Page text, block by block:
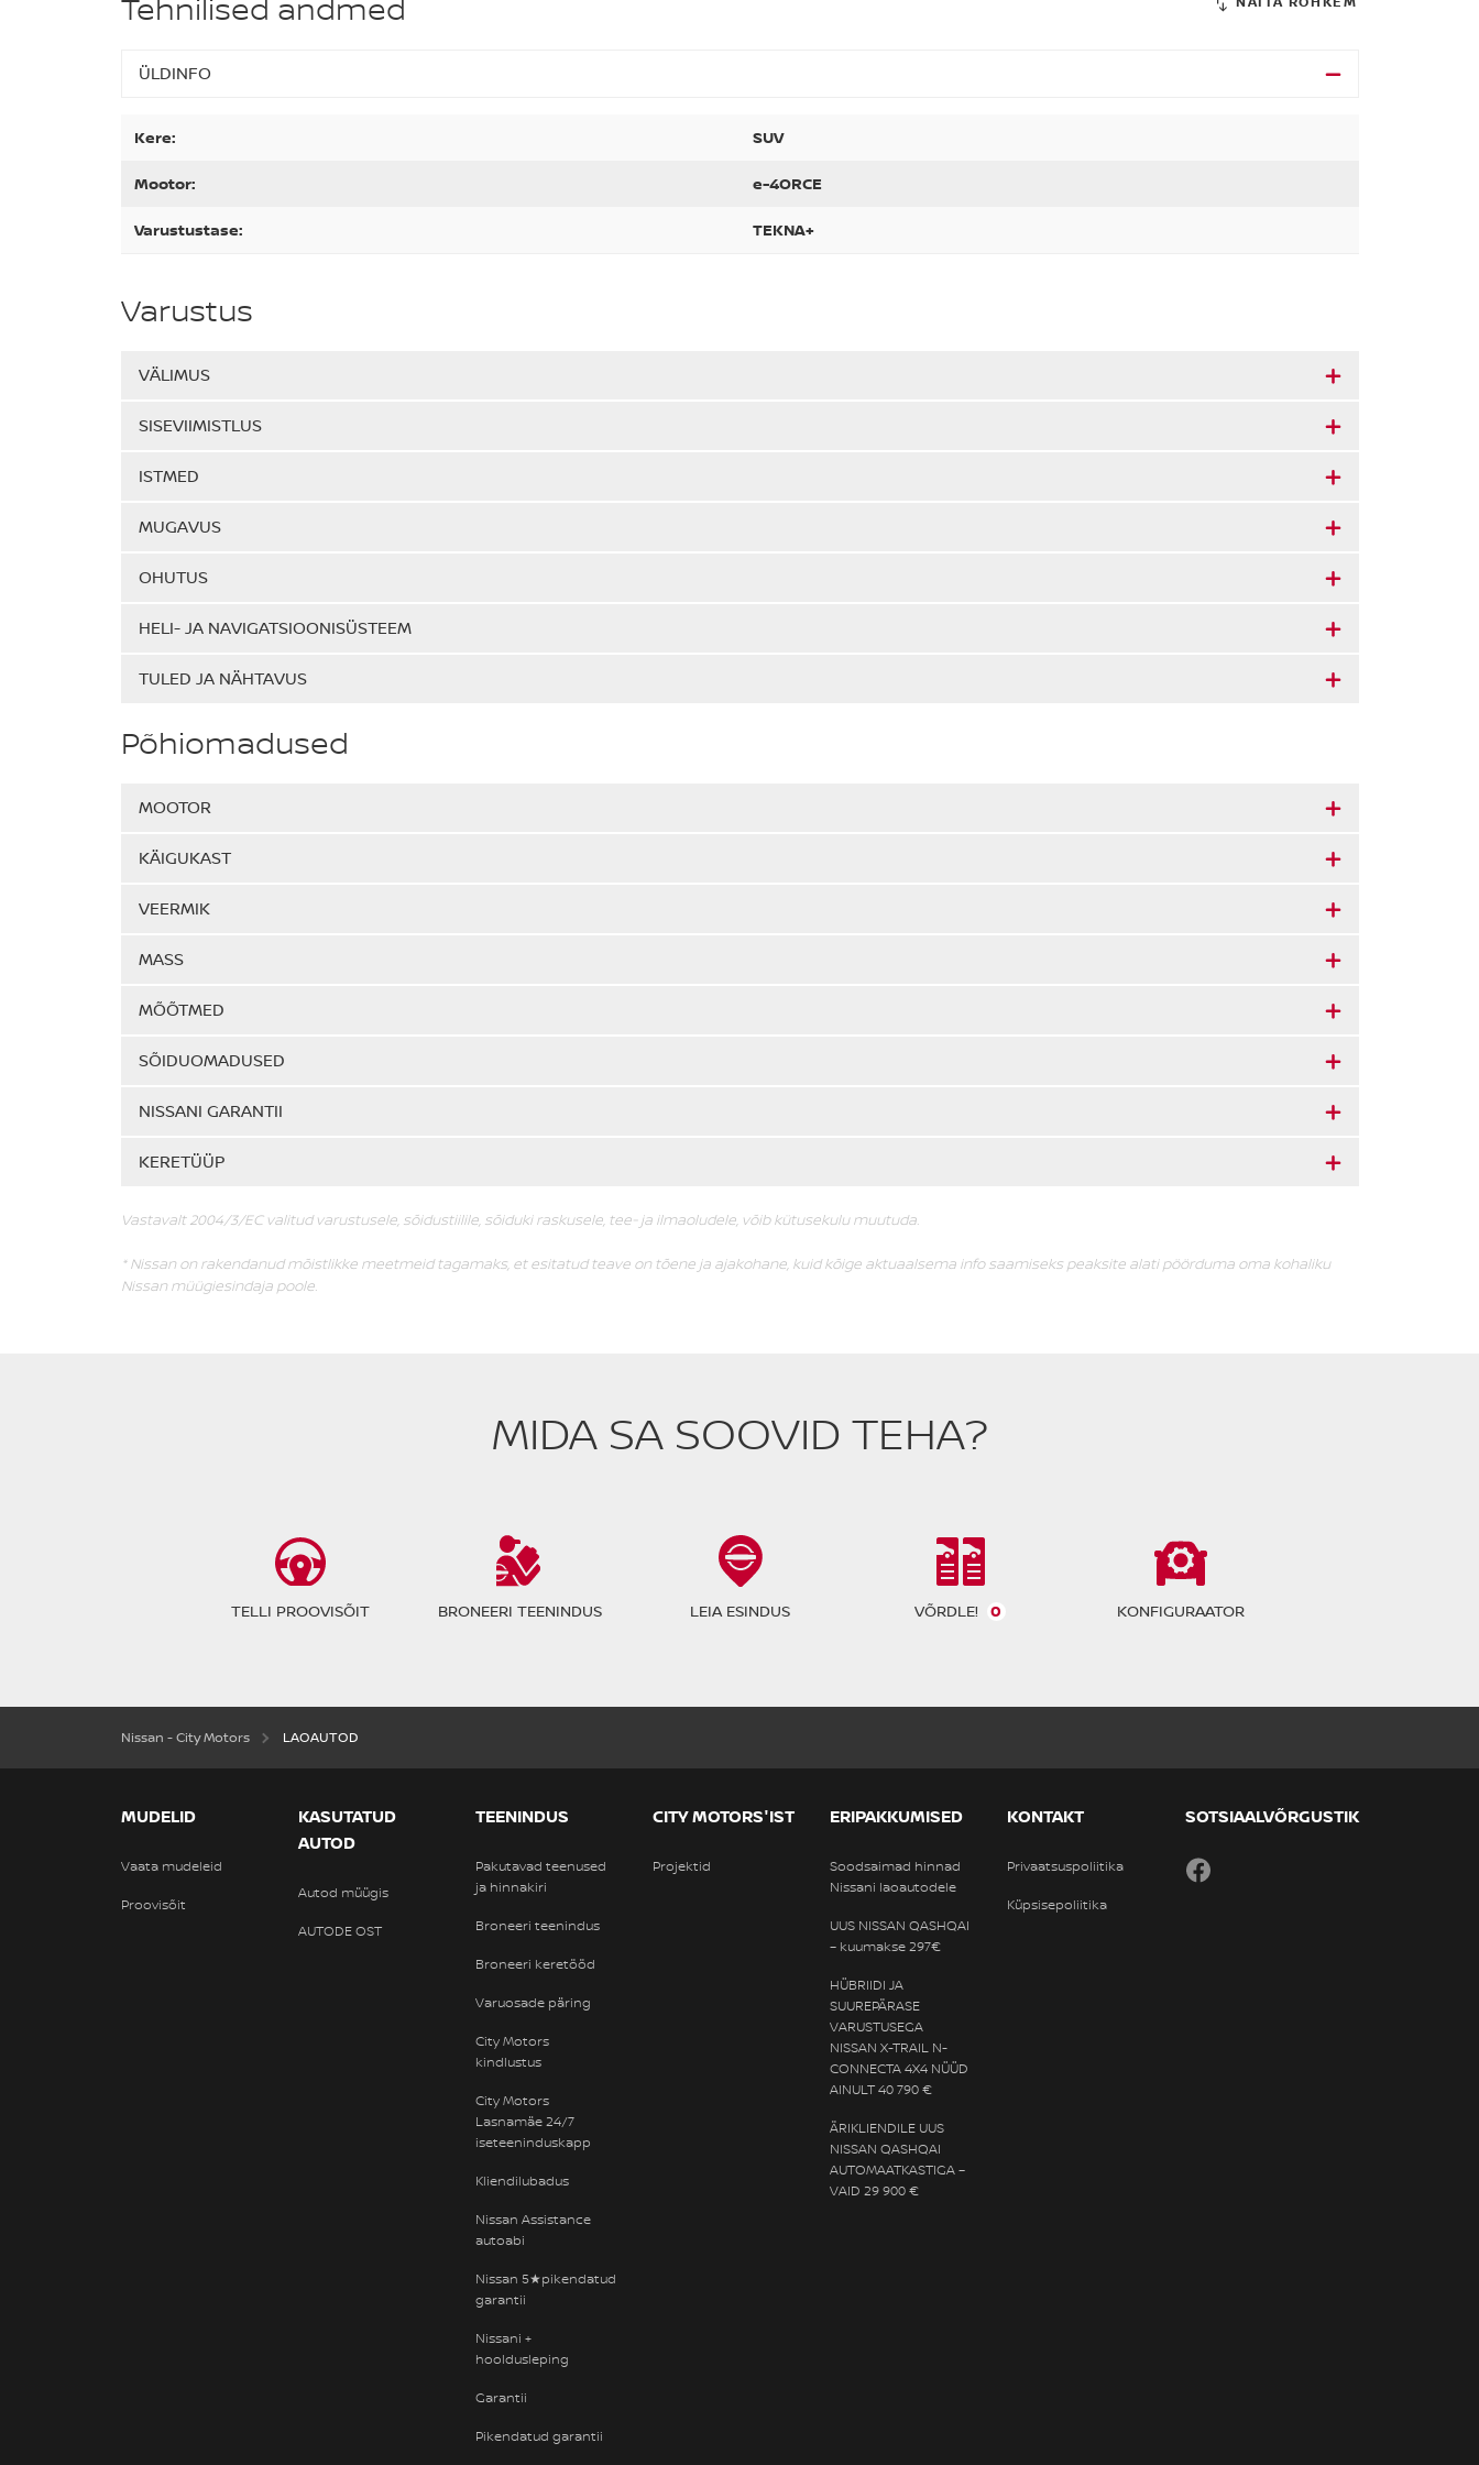
Tehnilised andmed
ÜLDINFO
Kere: SUV
Mootor: e-4ORCE
Varustustase: TEKNA+
Varustus
VÄLIMUS
SISEVIIMISTLUS
ISTMED
MUGAVUS
OHUTUS
HELI- JA NAVIGATSIOONISÜSTEEM
TULED JA NÄHTAVUS
Põhiomadused
MOOTOR
KÄIGUKAST
VEERMIK
MASS
MÕÕTMED
SÕIDUOMADUSED
NISSANI GARANTII
KERETÜÜP
Vastavalt 2004/3/EC valitud varustusele, sõidustiilile, sõiduki raskusele, tee- ja ilmaoludele, võib kütusekulu muutuda.
* Nissan on rakendanud mõistlikke meetmeid tagamaks, et esitatud teave on tõene ja ajakohane, kuid kõige aktuaalsema info saamiseks peaksite alati pöörduma oma kohaliku
Nissan müügiesindaja poole.
MIDA SA SOOVID TEHA?
TELLI PROOVISÕIT BRONEERI TEENINDUS LEIA ESINDUS VÕRDLE! 0 KONFIGURAATOR
Nissan - City Motors LAOAUTOD
MUDELID
Vaata mudeleid
Proovisõit
KASUTATUD
AUTOD
Autod müügis
AUTODE OST
TEENINDUS
Pakutavad teenused
ja hinnakiri
Broneeri teenindus
Broneeri keretööd
Varuosade päring
City Motors
kindlustus
City Motors
Lasnamäe 24/7
iseteeninduskapp
Kliendilubadus
Nissan Assistance
autoabi
Nissan 5★pikendatud
garantii
Nissani +
hooldusleping
Garantii
Pikendatud garantii
CITY MOTORS'IST
Projektid
ERIPAKKUMISED
Soodsaimad hinnad
Nissani laoautodele
UUS NISSAN QASHQAI
– kuumakse 297€
HÜBRIIDI JA
SUUREPÄRASE
VARUSTUSEGA
NISSAN X-TRAIL N-
CONNECTA 4X4 NÜÜD
AINULT 40 790 €
ÄRIKLIENDILE UUS
NISSAN QASHQAI
AUTOMAATKASTIGA –
VAID 29 900 €
KONTAKT
Privaatsuspoliitika
Küpsisepoliitika
SOTSIAALVÕRGUSTIK